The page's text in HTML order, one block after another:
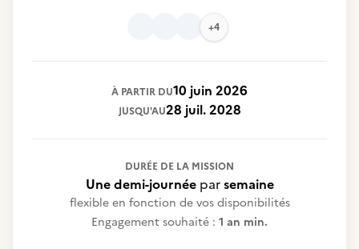
+4
À PARTIR DU10 juin 2026
JUSQU'AU28 juil. 2028
DURÉE DE LA MISSION
Une demi-journéeparsemaine
flexible en fonction de vos disponibilités
Engagement souhaité : 1 an min.